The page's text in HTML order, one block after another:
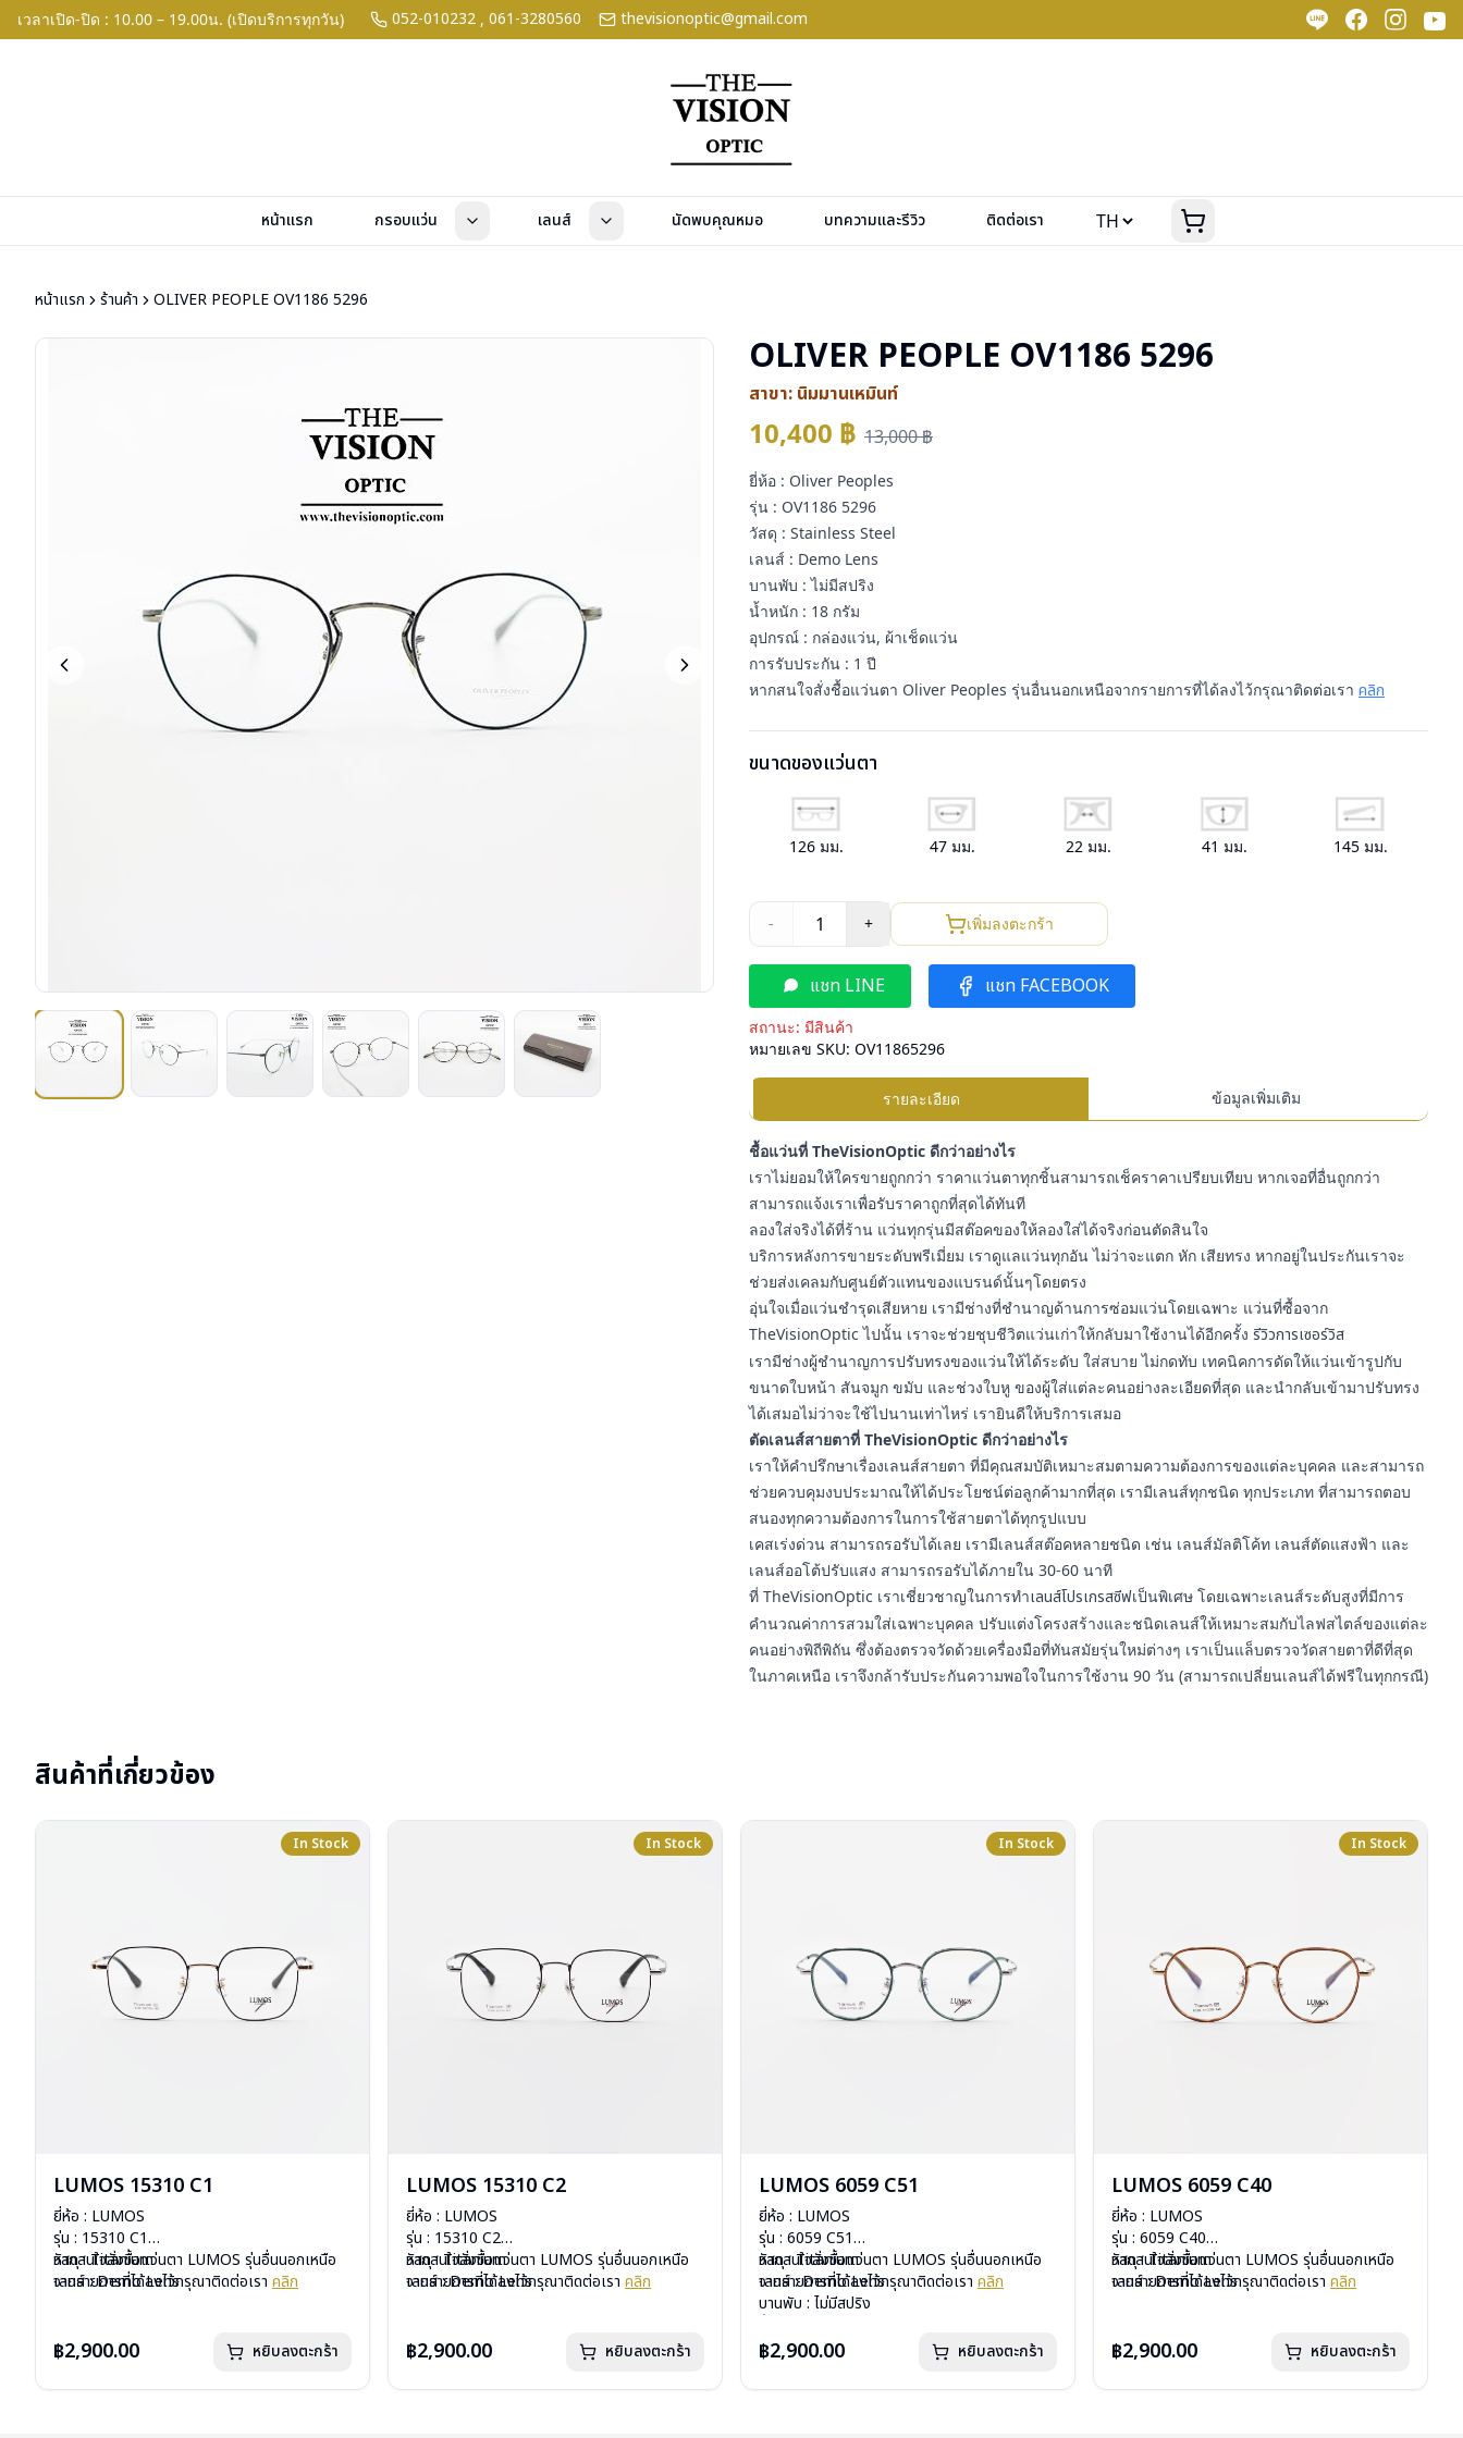
เวลาเปิด-ปิด : 10.00 – 19.00น. (เปิดบริการทุกวัน) 052-010232 , 061-3280560 thevisionoptic@gmail.com
หน้าแรก กรอบแว่น เลนส์ นัดพบคุณหมอ บทความและรีวิว ติดต่อเรา
หน้าแรก ร้านค้า OLIVER PEOPLE OV1186 5296
OLIVER PEOPLE OV1186 5296
สาขา: นิมมานเหมินท์
10,400 ฿ 13,000฿
ยี่ห้อ : Oliver Peoples
รุ่น : OV1186 5296
วัสดุ : Stainless Steel
เลนส์ : Demo Lens
บานพับ : ไม่มีสปริง
น้ำหนัก : 18 กรัม
อุปกรณ์ : กล่องแว่น, ผ้าเช็ดแว่น
การรับประกัน : 1 ปี
หากสนใจสั่งชื้อแว่นตา Oliver Peoples รุ่นอื่นนอกเหนือจากรายการที่ได้ลงไว้กรุณาติดต่อเรา คลิก
ขนาดของแว่นตา
126 มม. 47 มม. 22มม. 41 มม. 145มม.
- 1 + เพิ่มลงตะกร้า
แชท LINE แชท FACEBOOK
สถานะ: มีสินค้า
หมายเลข SKU: OV11865296
รายละเอียด ข้อมูลเพิ่มเติม
ชื้อแว่นที่ TheVisionOptic ดีกว่าอย่างไร
เราไม่ยอมให้ใครขายถูกกว่า ราคาแว่นตาทุกชิ้นสามารถเช็คราคาเปรียบเทียบ หากเจอที่อื่นถูกกว่า
สามารถแจ้งเราเพื่อรับราคาถูกที่สุดได้ทันที
ลองใส่จริงได้ที่ร้าน แว่นทุกรุ่นมีสต๊อคของให้ลองใส่ได้จริงก่อนตัดสินใจ
บริการหลังการขายระดับพรีเมี่ยม เราดูแลแว่นทุกอัน ไม่ว่าจะแตก หัก เสียทรง หากอยู่ในประกันเราจะ
ช่วยส่งเคลมกับศูนย์ตัวแทนของแบรนด์นั้นๆโดยตรง
อุ่นใจเมื่อแว่นชำรุดเสียหาย เรามีช่างที่ชำนาญด้านการซ่อมแว่นโดยเฉพาะ แว่นที่ซื้อจาก
TheVisionOptic ไปนั้น เราจะช่วยชุบชีวิตแว่นเก่าให้กลับมาใช้งานได้อีกครั้ง รีวิวการเซอร์วิส
เรามีช่างผู้ชำนาญการปรับทรงของแว่นให้ได้ระดับ ใส่สบาย ไม่กดทับ เทคนิคการดัดให้แว่นเข้ารูปกับ
ขนาดใบหน้า สันจมูก ขมับ และช่วงใบหู ของผู้ใส่แต่ละคนอย่างละเอียดที่สุด และนำกลับเข้ามาปรับทรง
ได้เสมอไม่ว่าจะใช้ไปนานเท่าไหร่ เรายินดีให้บริการเสมอ
ตัดเลนส์สายตาที่ TheVisionOptic ดีกว่าอย่างไร
เราให้คำปรึกษาเรื่องเลนส์สายตา ที่มีคุณสมบัติเหมาะสมตามความต้องการของแต่ละบุคคล และสามารถ
ช่วยควบคุมงบประมาณให้ได้ประโยชน์ต่อลูกค้ามากที่สุด เรามีเลนส์ทุกชนิด ทุกประเภท ที่สามารถตอบ
สนองทุกความต้องการในการใช้สายตาได้ทุกรูปแบบ
เคสเร่งด่วน สามารถรอรับได้เลย เรามีเลนส์สต๊อคหลายชนิด เช่น เลนส์มัลติโค้ท เลนส์ตัดแสงฟ้า และ
เลนส์ออโต้ปรับแสง สามารถรอรับได้ภายใน 30-60 นาที
ที่ TheVisionOptic เราเชี่ยวชาญในการทำเลนส์โปรเกรสซีฟเป็นพิเศษ โดยเฉพาะเลนส์ระดับสูงที่มีการ
คำนวณค่าการสวมใส่เฉพาะบุคคล ปรับแต่งโครงสร้างและชนิดเลนส์ให้เหมาะสมกับไลฟสไตล์ของแต่ละ
คนอย่างพิถีพิถัน ซึ่งต้องตรวจวัดด้วยเครื่องมือที่ทันสมัยรุ่นใหม่ต่างๆ เราเป็นแล็บตรวจวัดสายตาที่ดีที่สุด
ในภาคเหนือ เราจึงกล้ารับประกันความพอใจในการใช้งาน 90 วัน (สามารถเปลี่ยนเลนส์ได้ฟรีในทุกกรณี)
สินค้าที่เกี่ยวข้อง
In Stock
LUMOS 15310 C1
ยี่ห้อ : LUMOS
รุ่น : 15310 C1
วัสดุ : Titanium
เลนส์ : Demo Lens
อุปกรณ์ : กล่องแว่น , ผ้าเช็ดแว่น
หากสนใจสั่งชื้อแว่นตา LUMOS รุ่นอื่นนอกเหนือ
จากรายการที่ได้ลงไว้กรุณาติดต่อเรา คลิก
฿2,900.00 หยิบลงตะกร้า
In Stock
LUMOS 15310 C2
ยี่ห้อ : LUMOS
รุ่น : 15310 C2
วัสดุ : Titanium
เลนส์ : Demo Lens
อุปกรณ์ : กล่องแว่น , ผ้าเช็ดแว่น
หากสนใจสั่งชื้อแว่นตา LUMOS รุ่นอื่นนอกเหนือ
จากรายการที่ได้ลงไว้กรุณาติดต่อเรา คลิก
฿2,900.00 หยิบลงตะกร้า
In Stock
LUMOS 6059 C51
ยี่ห้อ : LUMOS
รุ่น : 6059 C51
วัสดุ : Titanium
เลนส์ : Demo Lens
บานพับ : ไม่มีสปริง
อุปกรณ์ : กล่องแว่น , ผ้าเช็ดแว่น
หากสนใจสั่งชื้อแว่นตา LUMOS รุ่นอื่นนอกเหนือ
จากรายการที่ได้ลงไว้กรุณาติดต่อเรา คลิก
฿2,900.00 หยิบลงตะกร้า
In Stock
LUMOS 6059 C40
ยี่ห้อ : LUMOS
รุ่น : 6059 C40
วัสดุ : Titanium
เลนส์ : Demo Lens
อุปกรณ์ : กล่องแว่น , ผ้าเช็ดแว่น
หากสนใจสั่งชื้อแว่นตา LUMOS รุ่นอื่นนอกเหนือ
จากรายการที่ได้ลงไว้กรุณาติดต่อเรา คลิก
฿2,900.00 หยิบลงตะกร้า